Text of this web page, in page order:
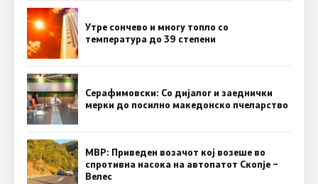
Утре сончево и многу топло со
температура до 39 степени
Серафимовски: Со дијалог и заеднички
мерки до посилно македонско пчеларство
МВР: Приведен возачот кој возеше во
спротивна насока на автопатот Скопје –
Велес